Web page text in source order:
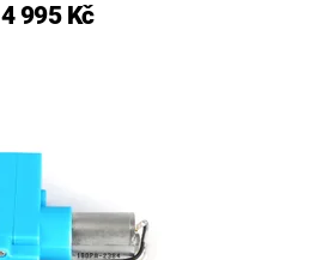
4 995 Kč